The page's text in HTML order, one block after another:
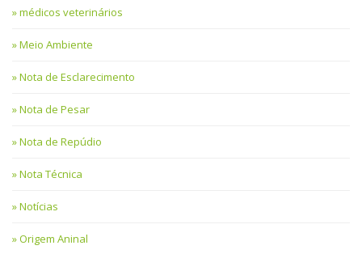
médicos veterinários
Meio Ambiente
Nota de Esclarecimento
Nota de Pesar
Nota de Repúdio
Nota Técnica
Notícias
Origem Aninal